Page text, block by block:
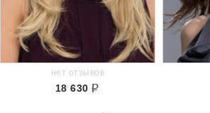
нет отзывов
18 630